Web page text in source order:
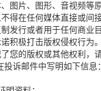
图片、图形、音视频等
得在任何媒体直接或间
发行或者用于任何商业目
积极打击版权侵权行为。
您的版权或其他权利，
诉邮件中写明如下信息：